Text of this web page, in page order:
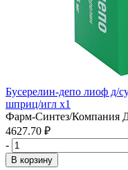
Бусерелин-депо лиоф д/
шприц/игл x1
Фарм-Синтез/Компания
4627.70 ₽
-
В корзину